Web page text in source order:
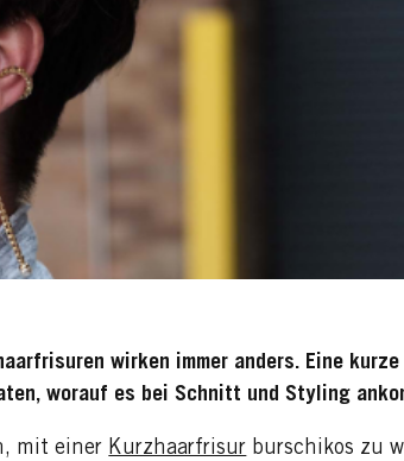
wirken immer anders. Eine
worauf es bei Schnitt und Styling
mit einer Kurzhaarfrisur burschikos zu